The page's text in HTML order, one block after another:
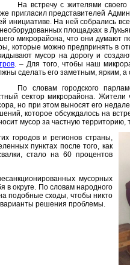
На встречу с жителями
пригласил представителей
инициативе. На ней собрались
площадках в
микрорайона, что они думают
которые можно предпринять в
мусор на дорогу и
. – Для того, чтобы наш
сделать его заметным, ярким, а
По словам городского
сектор микрорайона.
но при этом выносят его
которое обсуждалось на
мусор за частную
городов и регионов страны,
пунктах после того, как
стало на 60 процентов
мусорных
в округе. По словам народного
подобные сходы, чтобы никто
решения проблемы.